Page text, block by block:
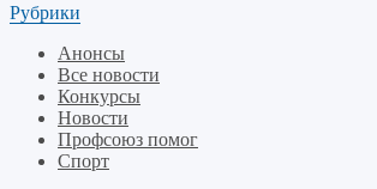
Рубрики
Анонсы
Все новости
Конкурсы
Новости
Профсоюз помог
Спорт